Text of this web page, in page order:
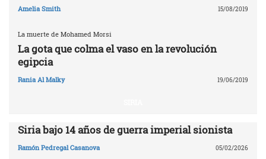
Amelia Smith 15/08/2019
La muerte de Mohamed Morsi
La gota que colma el vaso en la revolución
egipcia
Rania Al Malky 19/06/2019
Siria bajo 14 años de guerra imperial sionista
Ramón Pedregal Casanova 05/02/2026